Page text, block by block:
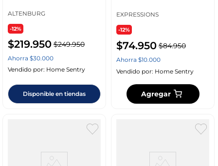
ALTENBURG
-12%
$219.950 $249.950
Ahorra $30.000
Vendido por: Home Sentry
Disponible en tiendas
EXPRESSIONS
-12%
$74.950 $84.950
Ahorra $10.000
Vendido por: Home Sentry
Agregar